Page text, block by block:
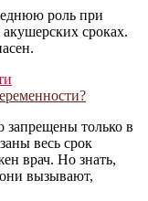
роль при
сроках.
запрещены только в
весь срок
врач. Но знать,
вызывают,